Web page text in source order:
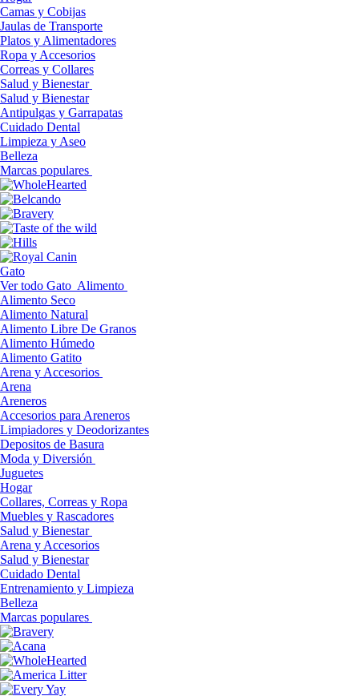
Camas y Cobijas
Jaulas de Transporte
Platos y Alimentadores
Ropa y Accesorios
Correas y Collares
Salud y Bienestar
Salud y Bienestar
Antipulgas y Garrapatas
Cuidado Dental
Limpieza y Aseo
Belleza
Marcas populares
Gato
Ver todo Gato Alimento
Alimento Seco
Alimento Natural
Alimento Libre De Granos
Alimento Húmedo
Alimento Gatito
Arena y Accesorios
Arena
Areneros
Accesorios para Areneros
Limpiadores y Deodorizantes
Depositos de Basura
Moda y Diversión
Juguetes
Hogar
Collares, Correas y Ropa
Muebles y Rascadores
Salud y Bienestar
Arena y Accesorios
Salud y Bienestar
Cuidado Dental
Entrenamiento y Limpieza
Belleza
Marcas populares